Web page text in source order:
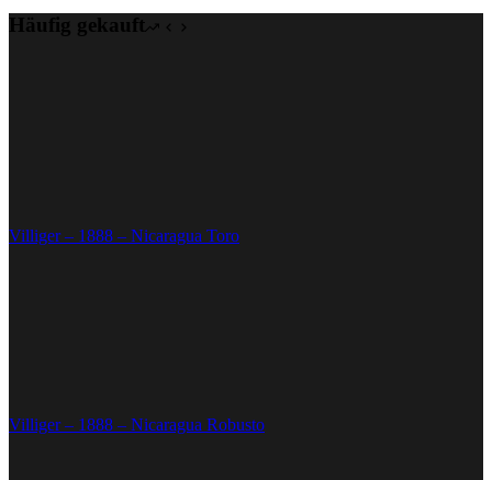
Häufig gekauft
Villiger – 1888 – Nicaragua Toro
Villiger – 1888 – Nicaragua Robusto